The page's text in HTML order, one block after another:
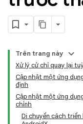
Trên trang này
Xử lý cử chỉ quay lại
Cập nhật một ứng
định
Cập nhật một ứng
chỉnh
Di chuyển cách